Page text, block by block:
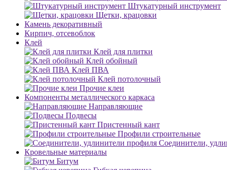
Штукатурный инструмент
Щетки, крацовки
Камень декоративный
Кирпич, отсевоблок
Клей
Клей для плитки
Клей обойный
Клей ПВА
Клей потолочный
Прочие клеи
Компоненты металлического каркаса
Направляющие
Подвесы
Пристенный кант
Профили строительные
Соединители,
Кровельные материалы
Битум